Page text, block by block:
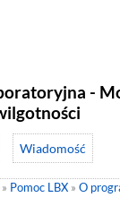
-
Wiadomość
» Pomoc LBX » O